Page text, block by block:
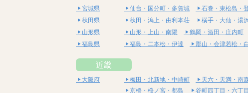
宮城県
仙台・国分町・多賀城 石巻・東松島・
秋田県
秋田・潟上・由利本荘
横手・大仙・湯
山形県
山形・上山・南陽 鶴岡・酒田・庄内町
福島県
福島・二本松・伊達 郡山・会津若松・
近畿
大阪府 梅田・北新地・中崎町 天六・天満・南
京橋・桜ノ宮・都島
谷町四丁目・六丁